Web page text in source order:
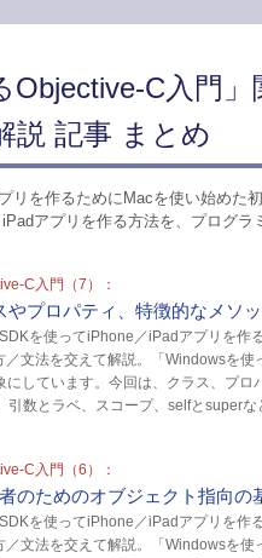
Objective-C入門
説 記事 まとめ
リを作るためにMacを使い始めた
アプリを作る方法を、プログラ
C入門（7）：
やプロパティ、特徴的なメソ
を使ってiPhone／iPadアプリを作
／文法を交えて解説。「Windowsを
しています。今回は、クラス、プロ
引数とラベ、スコープ、selfとsuper
C入門（6）：
のためのオブジェクト指向の
を使ってiPhone／iPadアプリを作
／文法を交えて解説。「Windowsを